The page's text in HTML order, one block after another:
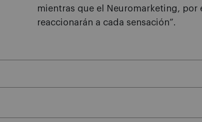
mientras que el Neuromarketing,
reaccionarán a cada sensación”.